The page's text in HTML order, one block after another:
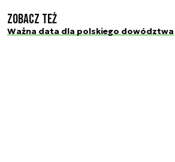
Zobacz też
Ważna data dla polskiego dowództwa